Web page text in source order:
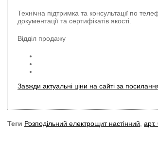
Технічна підтримка та консультації по
документації та сертифікатів якості.
Відділ продажу
Завжди актуальні ціни на сайті за
Теги Розподільний електрощит настінний